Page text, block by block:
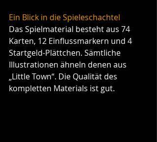
Ein Blick in die Spieleschachtel
Das Spielmaterial besteht aus 74
Karten, 12 Einflussmarkern und 4
Startgeld-Plättchen. Sämtliche
Illustrationen ähneln denen aus
„Little Town“. Die Qualität des
kompletten Materials ist gut.